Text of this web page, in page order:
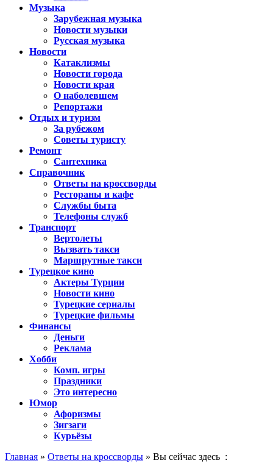
Музыка
Зарубежная музыка
Новости музыки
Русская музыка
Новости
Катаклизмы
Новости города
Новости края
О наболевшем
Репортажи
Отдых и туризм
За рубежом
Советы туристу
Ремонт
Сантехника
Справочник
Ответы на кроссворды
Рестораны и кафе
Службы быта
Телефоны служб
Транспорт
Вертолеты
Вызвать такси
Маршрутные такси
Турецкое кино
Актеры Турции
Новости кино
Турецкие сериалы
Турецкие фильмы
Финансы
Деньги
Реклама
Хобби
Комп. игры
Праздники
Это интересно
Юмор
Афоризмы
Зигзаги
Курьёзы
Главная » Ответы на кроссворды » Вы сейчас здесь :